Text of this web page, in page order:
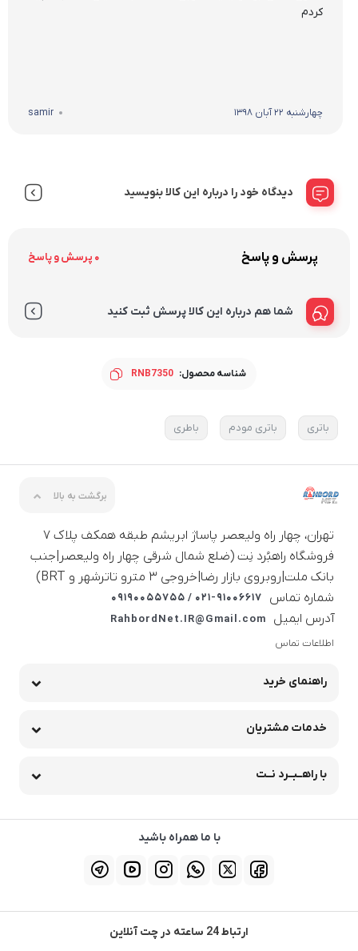
کردم
چهارشنبه 22 آبان 1398 samir
دیدگاه خود را درباره این کالا بنویسید
پرسش و پاسخ 0 پرسش و پاسخ
شما هم درباره این کالا پرسش ثبت کنید
شناسه محصول: RNB7350
باتری باتری مودم باطری
برگشت به بالا
تهران، چهار راه ولیعصر پاساژ ابریشم طبقه همکف پلاک ۷
فروشگاه راهبُرد نِت (ضلع شمال شرقی چهار راه ولیعصر|جنب
بانک ملت|روبروی بازار رضا|خروجی ۳ مترو تاترشهر و BRT)‎‎
شماره تماس
021-91006617 / 09190055755
آدرس ایمیل
RahbordNet.IR@Gmail.com
اطلاعات تماس
راهنمای خرید
خدمات مشتریان
با راهــبــرد نــت
با ما همراه باشید
ارتباط 24 ساعته در چت آنلاین